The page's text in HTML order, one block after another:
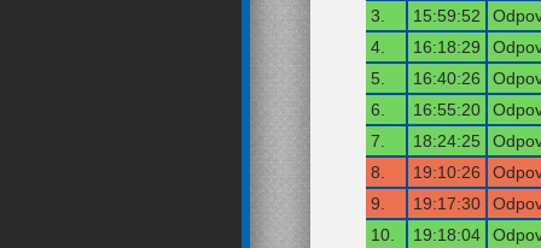
3.
15:59:52
4.
16:18:29
5.
16:40:26
6.
16:55:20
7.
18:24:25
8.
19:10:26
9.
19:17:30
10.
19:18:04